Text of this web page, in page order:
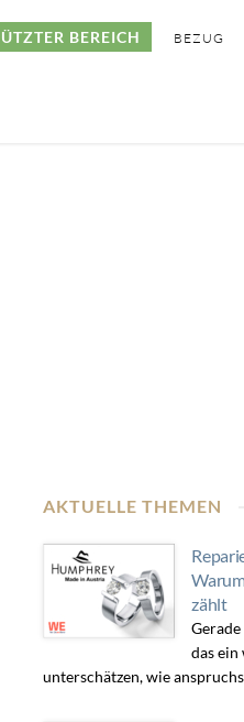
BEREICH BEZUG
AKTUELLE THEMEN
zählt
das ein
unterschätzen, wie